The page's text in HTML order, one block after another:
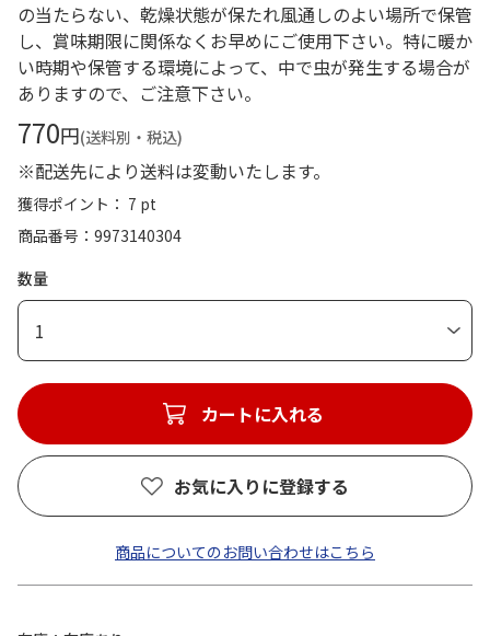
の当たらない、乾燥状態が保たれ風通しのよい場所で保管
し、賞味期限に関係なくお早めにご使用下さい。特に暖か
い時期や保管する環境によって、中で虫が発生する場合が
ありますので、ご注意下さい。
770円(送料別・税込)
※配送先により送料は変動いたします。
獲得ポイント： 7 pt
商品番号
9973140304
数量
1
カートに入れる
お気に入りに登録する
商品についてのお問い合わせはこちら